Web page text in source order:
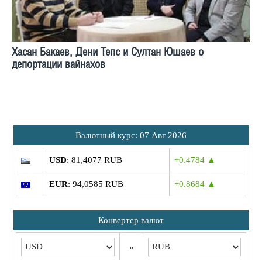
Хасан Бакаев, Дени Тепс и Султан Юшаев о
депортации вайнахов
Bалютный курс: 07 Авг 2026
USD: 81,4077 RUB +0.4784 ▲
EUR: 94,0585 RUB +0.8684 ▲
Конвертер валют
»